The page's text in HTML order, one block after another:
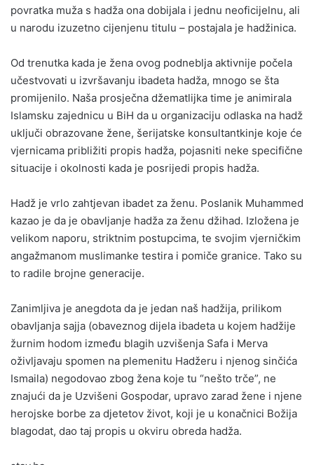
povratka muža s hadža ona dobijala i jednu neoficijelnu, ali
u narodu izuzetno cijenjenu titulu – postajala je hadžinica.
Od trenutka kada je žena ovog podneblja aktivnije počela
učestvovati u izvršavanju ibadeta hadža, mnogo se šta
promijenilo. Naša prosječna džematlijka time je animirala
Islamsku zajednicu u BiH da u organizaciju odlaska na hadž
uključi obrazovane žene, šerijatske konsultantkinje koje će
vjernicama približiti propis hadža, pojasniti neke specifične
situacije i okolnosti kada je posrijedi propis hadža.
Hadž je vrlo zahtjevan ibadet za ženu. Poslanik Muhammed
kazao je da je obavljanje hadža za ženu džihad. Izložena je
velikom naporu, striktnim postupcima, te svojim vjerničkim
angažmanom muslimanke testira i pomiče granice. Tako su
to radile brojne generacije.
Zanimljiva je anegdota da je jedan naš hadžija, prilikom
obavljanja sajja (obaveznog dijela ibadeta u kojem hadžije
žurnim hodom između blagih uzvišenja Safa i Merva
oživljavaju spomen na plemenitu Hadžeru i njenog sinčića
Ismaila) negodovao zbog žena koje tu “nešto trče”, ne
znajući da je Uzvišeni Gospodar, upravo zarad žene i njene
herojske borbe za djetetov život, koji je u konačnici Božija
blagodat, dao taj propis u okviru obreda hadža.